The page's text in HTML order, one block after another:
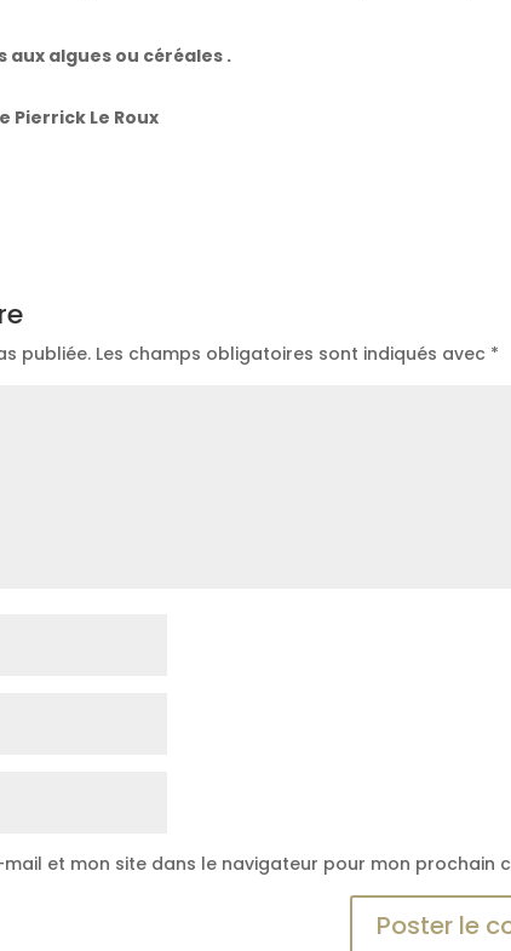
algues ou céréales .
Pierrick Le Roux
publiée. Les champs obligatoires sont indiqués avec *
et mon site dans le navigateur pour mon prochain